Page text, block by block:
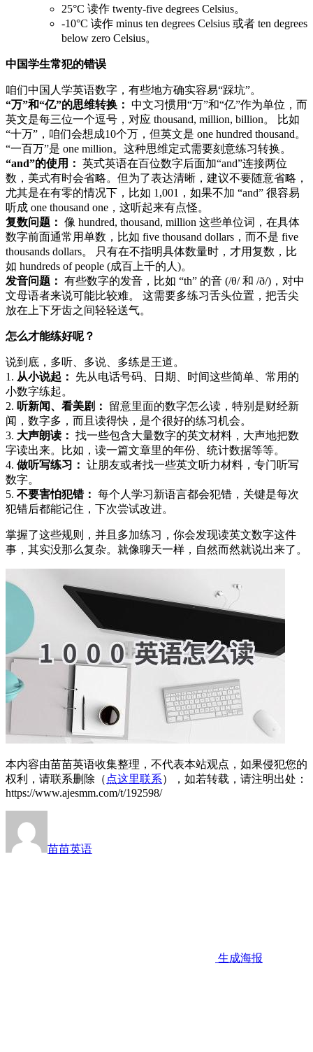
25°C 读作 twenty-five degrees Celsius。
-10°C 读作 minus ten degrees Celsius 或者 ten degrees
below zero Celsius。
中国学生常犯的错误
咱们中国人学英语数字，有些地方确实容易“踩坑”。
“万”和“亿”的思维转换： 中文习惯用“万”和“亿”作为单位，而
英文是每三位一个逗号，对应 thousand, million, billion。 比如
“十万”，咱们会想成10个万，但英文是 one hundred thousand。
“一百万”是 one million。这种思维定式需要刻意练习转换。
“and”的使用： 英式英语在百位数字后面加“and”连接两位
数，美式有时会省略。但为了表达清晰，建议不要随意省略，
尤其是在有零的情况下，比如 1,001，如果不加 “and” 很容易
听成 one thousand one，这听起来有点怪。
复数问题： 像 hundred, thousand, million 这些单位词，在具体
数字前面通常用单数，比如 five thousand dollars，而不是 five
thousands dollars。 只有在不指明具体数量时，才用复数，比
如 hundreds of people (成百上千的人)。
发音问题： 有些数字的发音，比如 “th” 的音 (/θ/ 和 /ð/)，对中
文母语者来说可能比较难。 这需要多练习舌头位置，把舌尖
放在上下牙齿之间轻轻送气。
怎么才能练好呢？
说到底，多听、多说、多练是王道。
1. 从小说起：
先从电话号码、日期、时间这些简单、常用的
小数字练起。
2. 听新闻、看美剧：
留意里面的数字怎么读，特别是财经新
闻，数字多，而且读得快，是个很好的练习机会。
3. 大声朗读： 找一些包含大量数字的英文材料，大声地把数
字读出来。比如，读一篇文章里的年份、统计数据等等。
4. 做听写练习： 让朋友或者找一些英文听力材料，专门听写
数字。
5. 不要害怕犯错： 每个人学习新语言都会犯错，关键是每次
犯错后都能记住，下次尝试改进。
掌握了这些规则，并且多加练习，你会发现读英文数字这件
事，其实没那么复杂。就像聊天一样，自然而然就说出来了。
本内容由苗苗英语收集整理，不代表本站观点，如果侵犯您的
权利，请联系删除（ 点这里联系），如若转载，请注明出处：
https://www.ajesmm.com/t/192598/
苗苗英语
生成海报